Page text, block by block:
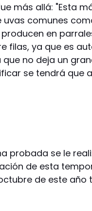
más allá: "Esta
comunes
producen en
filas, ya que es
no deja un
se tendrá que
probada se le
de esta
de este año